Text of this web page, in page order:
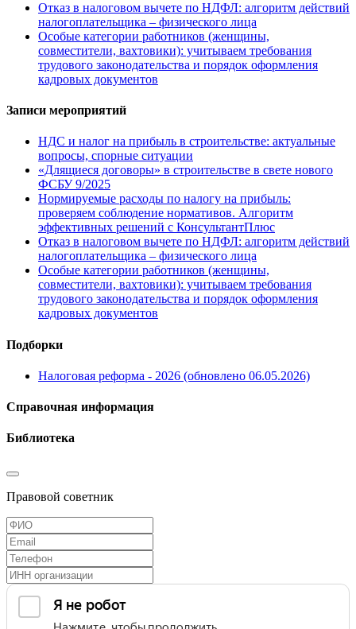
Отказ в налоговом вычете по НДФЛ: алгоритм действий
налогоплательщика – физического лица
Особые категории работников (женщины,
совместители, вахтовики): учитываем требования
трудового законодательства и порядок оформления
кадровых документов
Записи мероприятий
НДС и налог на прибыль в строительстве: актуальные
вопросы, спорные ситуации
«Длящиеся договоры» в строительстве в свете нового
ФСБУ 9/2025
Нормируемые расходы по налогу на прибыль:
проверяем соблюдение нормативов. Алгоритм
эффективных решений с КонсультантПлюс
Отказ в налоговом вычете по НДФЛ: алгоритм действий
налогоплательщика – физического лица
Особые категории работников (женщины,
совместители, вахтовики): учитываем требования
трудового законодательства и порядок оформления
кадровых документов
Подборки
Налоговая реформа - 2026 (обновлено 06.05.2026)
Справочная информация
Библиотека
Правовой советник